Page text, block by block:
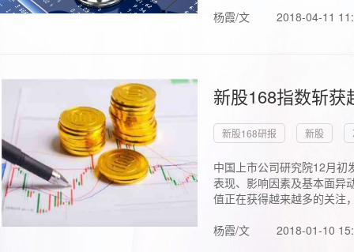
杨霞/文 2018-04-11
新股168指数斩
新股168研报 新股
中国上市公司研究院12月初
表现、影响因素及基本面异
值正在获得越来越多的关注
杨霞/文
2018-01-10